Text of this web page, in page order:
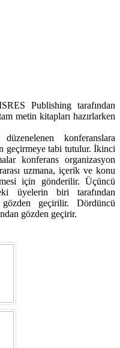
Publishing tarafından
metin kitapları hazırlarken
konferanslara
geçirmeye tabi tutulur. İkinci
konferans organizasyon
uzmana, içerik ve konu
için gönderilir. Üçüncü
üyelerin biri tarafından
gözden geçirilir. Dördüncü
gözden geçirir.